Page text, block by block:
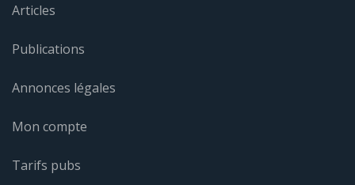
Articles
Publications
Annonces légales
Mon compte
Tarifs pubs